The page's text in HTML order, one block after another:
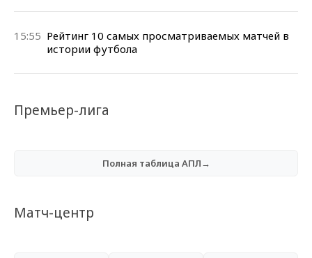
15:55 Рейтинг 10 самых просматриваемых матчей в
истории футбола
Премьер-лига
Полная таблица АПЛ→
Матч-центр